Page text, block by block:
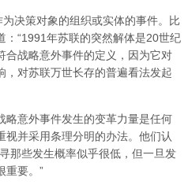
决策对象的组织或实体的事件。比
“1991年苏联的突然解体是20世纪
合战略意外事件的定义，因为它对
，对苏联万世长存的普遍看法发起
略意外事件发生的变革力量是任何
并采用条理分明的办法。他们认
那些发生概率似乎很低，但一旦发
一点很重要。”